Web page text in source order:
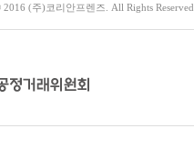
(주)코리안프렌즈. All Rights Reserved.